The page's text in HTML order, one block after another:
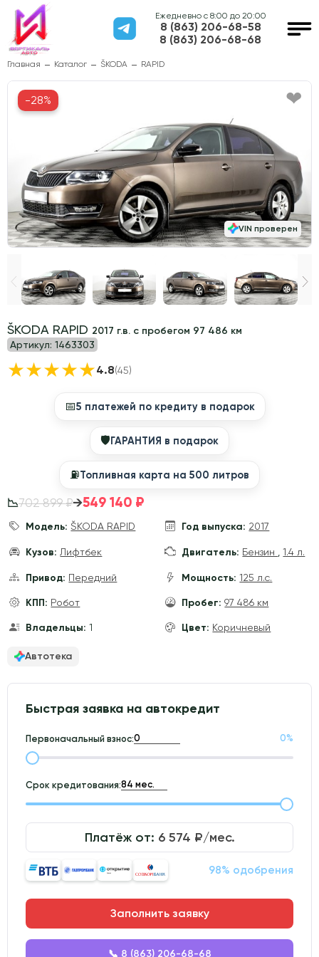
Ежедневно с 8:00 до 20:00
8 (863) 206-68-58
8 (863) 206-68-68
Главная Каталог ŠKODA RAPID
ŠKODA RAPID 2017 г.в. с пробегом 97 486 км
Артикул: 1463303
★★★★★4.8(45)
📅5 платежей по кредиту в подарок
🛡ГАРАНТИЯ в подарок
⛽️Топливная карта на 500 литров
📉702 899 ₽→549 140 ₽
Модель: ŠKODA RAPID Год выпуска: 2017
Кузов: Лифтбек Двигатель: Бензин ,1.4 л.
Привод: Передний Мощность: 125 л.с.
КПП: Робот Пробег: 97 486 км
Владельцы: 1 Цвет: Коричневый
Автотека
Быстрая заявка на автокредит
Первоначальный взнос: 0%
Срок кредитования:
Платёж от: 6 574 ₽/мес.
98% одобрения
Заполнить заявку
📞 8 (863) 206-68-68
VIN проверен
-28%